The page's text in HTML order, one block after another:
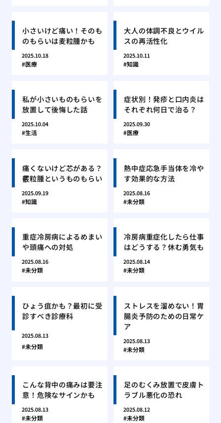
小さいけど痛い！そのも
のもらいは麦粒腫かも
2025.10.18
医療
大人の体調不良とウイル
スの再活性化
2025.10.11
知識
私が小さいものもらいを
放置して後悔した話
2025.10.04
生活
症状別！発疹と口内炎は
それぞれ何日で治る？
2025.09.30
医療
痛くないけど芯がある？
霰粒腫というものもらい
2025.09.19
知識
熱中症応急手当体を冷や
す効果的な方法
2025.08.16
未分類
重症冷房病によるめまい
や頭痛への対処
2025.08.16
未分類
冷房病重症化したら仕事
はどうする？休む勇気も
2025.08.14
未分類
ひょう疽かも？最初に受
診すべき診療科
2025.08.13
未分類
ストレスを溜めない！胃
腸炎予防のための日常ケ
ア
2025.08.13
未分類
こんな背中の痛みは要注
意！危険なサインかも
2025.08.13
未分類
足のむくみ放置で皮膚ト
ラブル悪化の恐れ
2025.08.12
未分類